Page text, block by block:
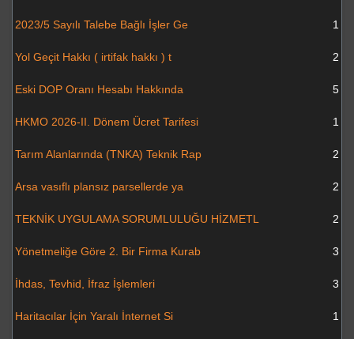
2023/5 Sayılı Talebe Bağlı İşler Ge 1
Yol Geçit Hakkı ( irtifak hakkı ) t 2
Eski DOP Oranı Hesabı Hakkında 5
HKMO 2026-II. Dönem Ücret Tarifesi 1
Tarım Alanlarında (TNKA) Teknik Rap 2
Arsa vasıflı plansız parsellerde ya 2
TEKNİK UYGULAMA SORUMLULUĞU HİZMETL 2
Yönetmeliğe Göre 2. Bir Firma Kurab 3
İhdas, Tevhid, İfraz İşlemleri 3
Haritacılar İçin Yaralı İnternet Si 1